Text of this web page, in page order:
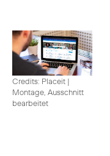
Credits: Placeit |
Montage, Ausschnitt
bearbeitet